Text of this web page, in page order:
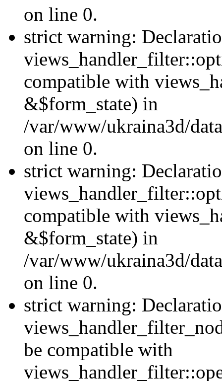
on line 0.
strict warning:
compatible with
&$form_state) in
/var/www/ukraina3d/
on line 0.
strict warning:
compatible with
&$form_state) in
/var/www/ukraina3d/
on line 0.
strict warning:
be compatible with